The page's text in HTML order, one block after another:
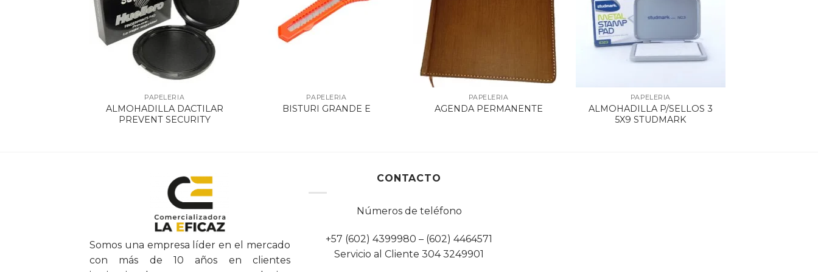
PAPELERIA
ALMOHADILLA DACTILAR
PREVENT SECURITY
PAPELERIA
BISTURI GRANDE E
PAPELERIA
AGENDA PERMANENTE
PAPELERIA
ALMOHADILLA P/SELLOS 3
5X9 STUDMARK
Somos una empresa líder en el mercado
con más de 10 años en clientes
CONTACTO
Números de teléfono
+57 (602) 4399980 – (602) 4464571
Servicio al Cliente 304 3249901